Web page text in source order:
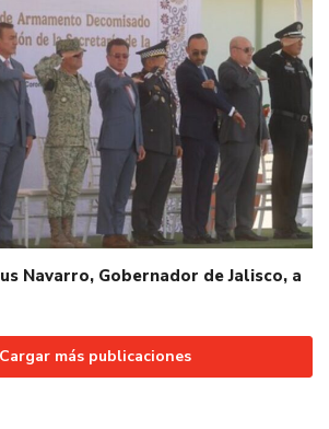
Navarro, Gobernador de Jalisco, a
Cargar más publicaciones